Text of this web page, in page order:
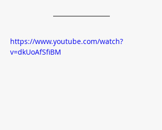
https://www.youtube.com/watch?
v=dkUoAfSfiBM